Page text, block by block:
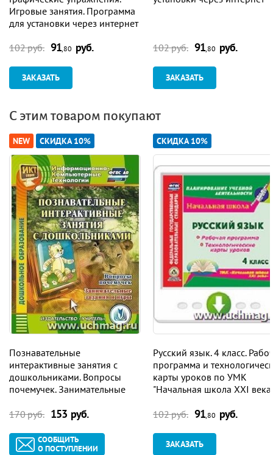
Игровые занятия. Программа
для установки через интернет
102 руб. 91,80 руб.
ЗАКАЗАТЬ
102 руб. 91,80 руб.
ЗАКАЗАТЬ
С этим товаром покупают
NEW СКИДКА 10%
Познавательные
интерактивные занятия с
дошкольниками. Вопросы
почемучек. Занимательные
для компьютера
170 руб. 153 руб.
СООБЩИТЬ
О ПОСТУПЛЕНИИ
СКИДКА 10%
Русский язык. 4 класс.
программа и
карты уроков по УМК
"Начальная школа XXI
через Интернет
102 руб. 91 ,80 руб.
ЗАКАЗАТЬ